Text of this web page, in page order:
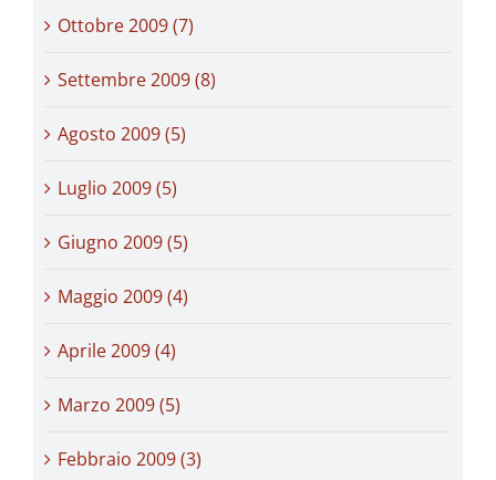
Ottobre 2009 (7)
Settembre 2009 (8)
Agosto 2009 (5)
Luglio 2009 (5)
Giugno 2009 (5)
Maggio 2009 (4)
Aprile 2009 (4)
Marzo 2009 (5)
Febbraio 2009 (3)